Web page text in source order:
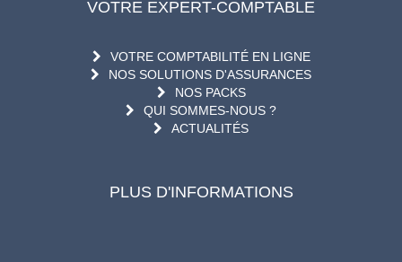
VOTRE EXPERT-COMPTABLE
VOTRE COMPTABILITÉ EN LIGNE
NOS SOLUTIONS D'ASSURANCES
NOS PACKS
QUI SOMMES-NOUS ?
ACTUALITÉS
PLUS D'INFORMATIONS